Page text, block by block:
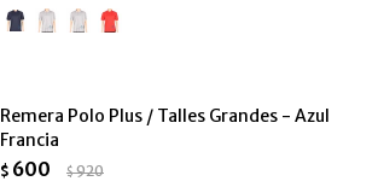
Remera Polo Plus / Talles Grandes - Azul
Francia
$ 600 $920